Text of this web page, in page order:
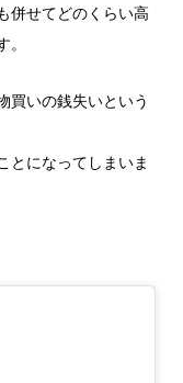
併せてどのくらい高
買いの銭失いという
とになってしまいま